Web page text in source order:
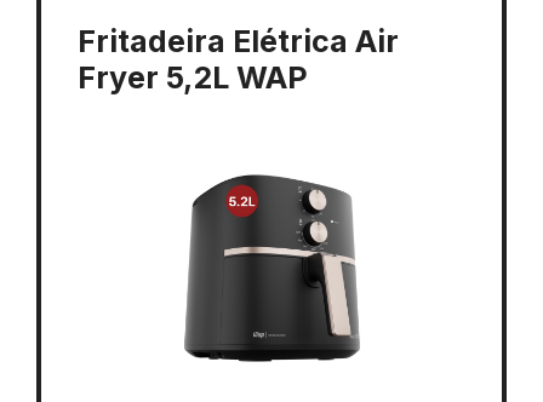
Fritadeira Elétrica Air
Fryer 5,2L WAP